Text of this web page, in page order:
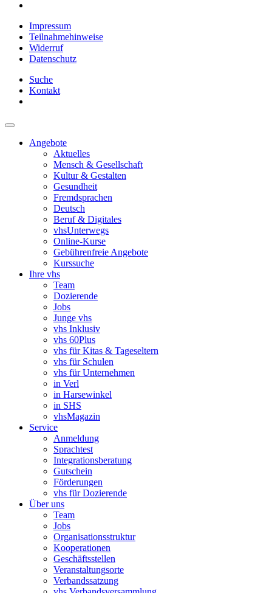
Impressum
Teilnahmehinweise
Widerruf
Datenschutz
Suche
Kontakt
Angebote
Aktuelles
Mensch & Gesellschaft
Kultur & Gestalten
Gesundheit
Fremdsprachen
Deutsch
Beruf & Digitales
vhsUnterwegs
Online-Kurse
Gebührenfreie Angebote
Kurssuche
Ihre vhs
Team
Dozierende
Jobs
Junge vhs
vhs Inklusiv
vhs 60Plus
vhs für Kitas & Tageseltern
vhs für Schulen
vhs für Unternehmen
in Verl
in Harsewinkel
in SHS
vhsMagazin
Service
Anmeldung
Sprachtest
Integrationsberatung
Gutschein
Förderungen
vhs für Dozierende
Über uns
Team
Jobs
Organisationsstruktur
Kooperationen
Geschäftsstellen
Veranstaltungsorte
Verbandssatzung